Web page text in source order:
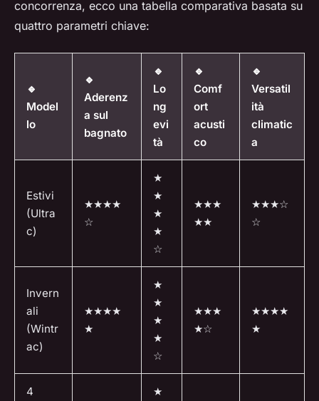
concorrenza, ecco una tabella comparativa basata su
quattro parametri chiave:
🔹
Model
lo
🔹
Aderenz
a sul
bagnato
🔹
Lo
ng
evi
tà
🔹
Comf
ort
acusti
co
🔹
Versatil
ità
climatic
a
Estivi
(Ultra
c)
★★★★
☆
★
★
★
★
☆
★★★
★★
★★★☆
☆
Invern
ali
(Wintr
ac)
★★★★
★
★
★
★
★
☆
★★★
★☆
★★★★
★
4
★